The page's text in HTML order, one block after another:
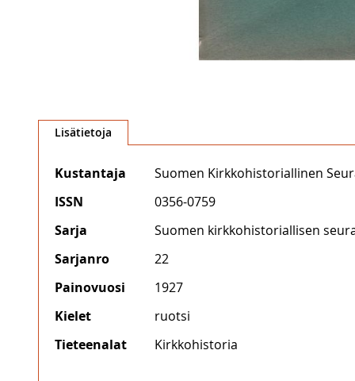
to
the
gallery
Lisätietoja
Lisätietoja
Kustantaja
Suomen Kirkkohistoriallinen
ISSN
0356-0759
Sarja
Suomen kirkkohistoriallisen
Sarjanro
22
Painovuosi
1927
Kielet
ruotsi
Tieteenalat
Kirkkohistoria